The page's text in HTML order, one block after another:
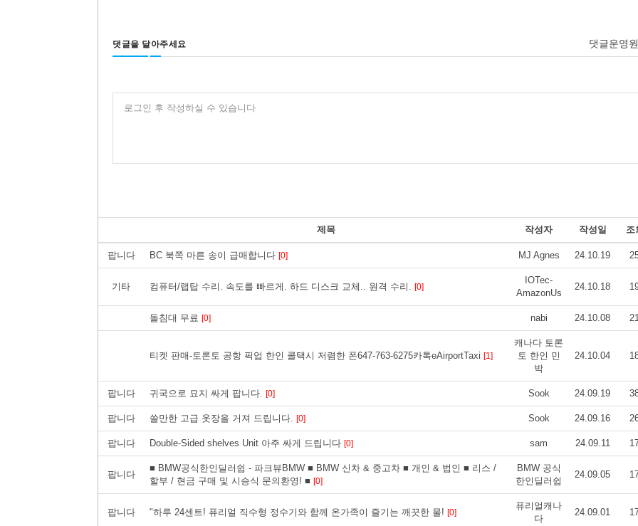
댓글을 달아주세요 댓글운영
로그인 후 작성하실 수 있습니다
제목 작성자 작성일 조
팝니다 BC 북쪽 마른 송이 급매합니다 [0] MJ Agnes 24.10.19
기타 컴퓨터/랩탑 수리. 속도를 빠르게. 하드 디스크 교체.. 원격 수리. [0]
IOTec-
AmazonUs
24.10.18
돌침대 무료 [0] nabi 24.10.08
티켓 판매-토론토 공항 픽업 한인 콜택시 저렴한 폰647-763-6275카톡eAirportTaxi [1]
캐나다 토론
토 한인 민
박
24.10.04
팝니다 귀국으로 묘지 싸게 팝니다. [0] Sook 24.09.19
팝니다 쓸만한 고급 옷장을 거져 드립니다. [0] Sook 24.09.16
팝니다 Double-Sided shelves Unit 아주 싸게 드립니다 [0] sam 24.09.11
팝니다
■ BMW공식한인딜러쉽 - 파크뷰BMW ■ BMW 신차 & 중고차 ■ 개인 & 법인 ■ 리스 /
할부 / 현금 구매 및 시승식 문의환영! ■ [0]
BMW 공식
한인딜러쉽
24.09.05
팝니다 "하루 24센트! 퓨리얼 직수형 정수기와 함께 온가족이 즐기는 깨끗한 물! [0]
퓨리얼캐나
다
24.09.01